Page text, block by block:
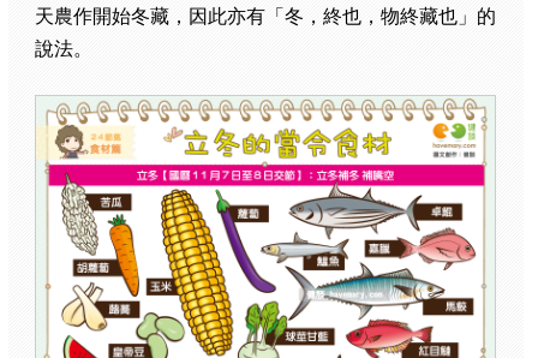
天農作開始冬藏，因此亦有「冬，終也，物終藏也」的
說法。